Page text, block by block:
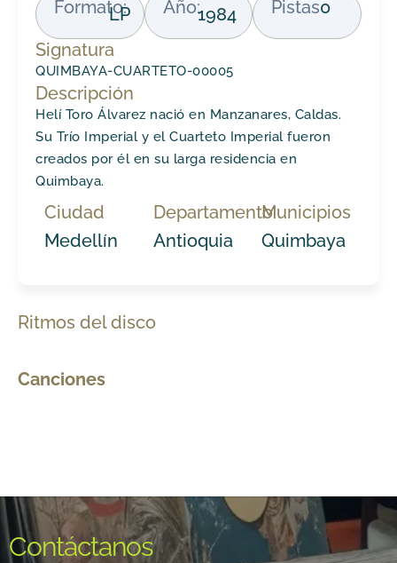
Formato:
LP Año:1984 Pistas0
Signatura
QUIMBAYA-CUARTETO-00005
Descripción
Helí Toro Álvarez nació en Manzanares, Caldas.
Su Trío Imperial y el Cuarteto Imperial fueron
creados por él en su larga residencia en
Quimbaya.
Ciudad
Medellín
Departamento
Antioquia
Municipios
Quimbaya
Ritmos del disco
Canciones
Contáctanos